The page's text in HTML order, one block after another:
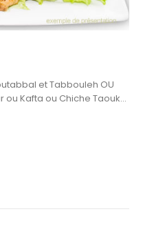
et Tabbouleh OU
ou Meghleh Petit sachet de